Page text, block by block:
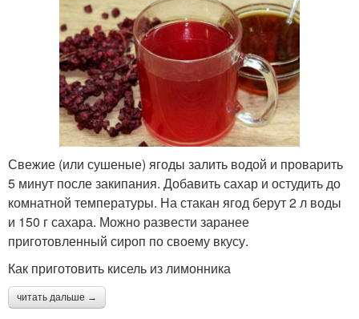
Свежие (или сушеные) ягоды залить водой и проварить
5 минут после закипания. Добавить сахар и остудить до
комнатной температуры. На стакан ягод берут 2 л воды
и 150 г сахара. Можно развести заранее
приготовленный сироп по своему вкусу.
Как приготовить кисель из лимонника
читать дальше →